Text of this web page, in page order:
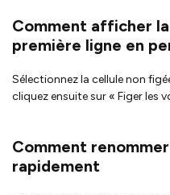
Comment afficher
première ligne en
Sélectionnez la cellule non
cliquez ensuite sur « Figer les
Comment
rapidement